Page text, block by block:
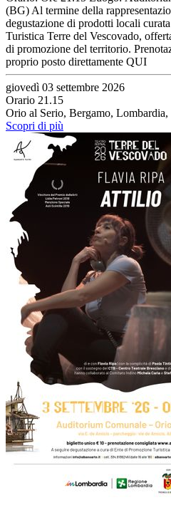
(BG) Al termine della
degustazione di prodotti locali
Turistica Terre del Vescovado,
di promozione del territorio.
proprio posto direttamente QUI
giovedì 03 settembre 2026
Orario 21.15
Orio al Serio, Bergamo, Lombardia,
Scopri di più